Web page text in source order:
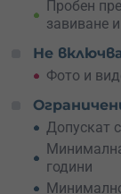
тата са за 1
преценява на
управлява
се вози с
Подари си
семейство
Опит и
Пробен
завиване
Не
Фото и
Допускат
години